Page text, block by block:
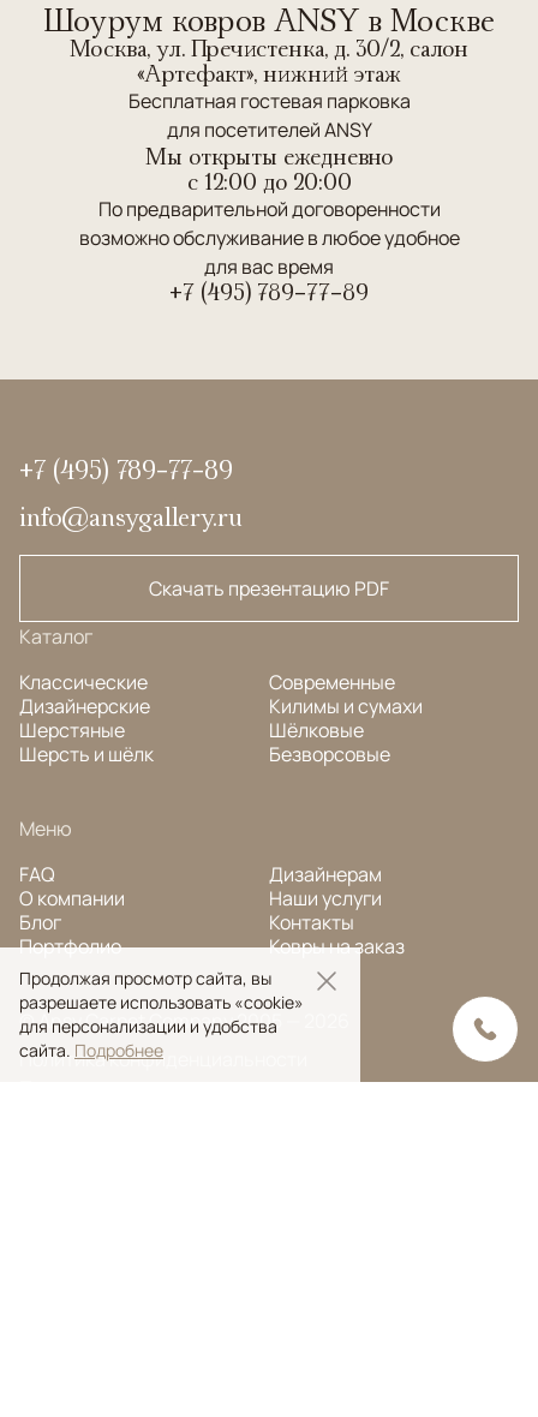
Шоурум ковров ANSY в Москве
Москва, ул. Пречистенка, д. 30/2, салон
«Артефакт», нижний этаж
Бесплатная гостевая парковка
для посетителей ANSY
Мы открыты ежедневно
c 12:00 до 20:00
По предварительной договоренности
возможно обслуживание в любое удобное
для вас время
+7 (495) 789-77-89
+7 (495) 789-77-89
info@ansygallery.ru
Скачать презентацию PDF
Каталог
Классические
Дизайнерские
Шерстяные
Шерсть и шёлк
Современные
Килимы и сумахи
Шёлковые
Безворсовые
Меню
FAQ
О компании
Блог
Портфолио
Дизайнерам
Наши услуги
Контакты
Ковры на заказ
© Ansy Carpet Company 2005 — 2026
Политика конфиденциальности
Продолжая просмотр сайта, вы
разрешаете использовать «cookie»
для персонализации и удобства
сайта. Подробнее